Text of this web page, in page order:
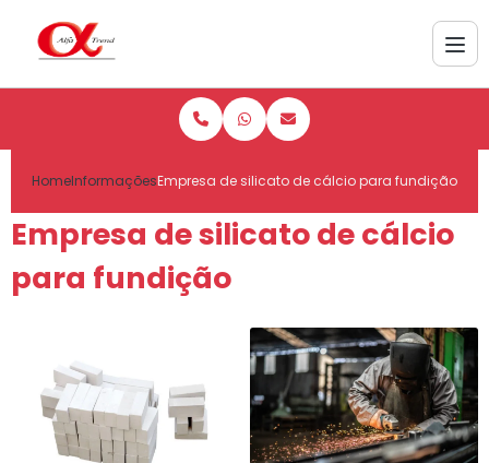
HomeInformaçõesEmpresa de silicato de cálcio para fundição
Empresa de silicato de cálcio
para fundição